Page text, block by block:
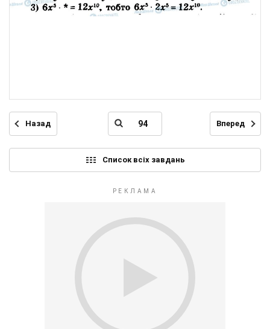
Назад Вперед
Список всіх завдань